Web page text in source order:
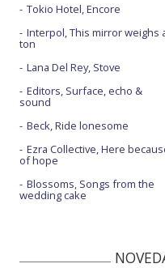
Tokio Hotel, Encore
Interpol, This mirror weighs
ton
Lana Del Rey, Stove
Editors, Surface, echo &
sound
Beck, Ride lonesome
Ezra Collective, Here
of hope
Blossoms, Songs from the
wedding cake